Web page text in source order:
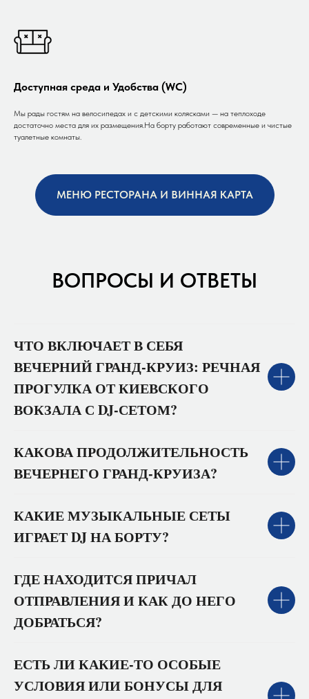
Доступная среда и Удобства (WC)
Мы рады гостям на велосипедах и с детскими колясками — на теплоходе
достаточно места для их размещения.На борту работают современные и чистые
туалетные комнаты.
МЕНЮ РЕСТОРАНА И ВИННАЯ КАРТА
ВОПРОСЫ И ОТВЕТЫ
ЧТО ВКЛЮЧАЕТ В СЕБЯ
ВЕЧЕРНИЙ ГРАНД‑КРУИЗ: РЕЧНАЯ
ПРОГУЛКА ОТ КИЕВСКОГО
ВОКЗАЛА С DJ‑СЕТОМ?
КАКОВА ПРОДОЛЖИТЕЛЬНОСТЬ
ВЕЧЕРНЕГО ГРАНД‑КРУИЗА?
КАКИЕ МУЗЫКАЛЬНЫЕ СЕТЫ
ИГРАЕТ DJ НА БОРТУ?
ГДЕ НАХОДИТСЯ ПРИЧАЛ
ОТПРАВЛЕНИЯ И КАК ДО НЕГО
ДОБРАТЬСЯ?
ЕСТЬ ЛИ КАКИЕ‑ТО ОСОБЫЕ
УСЛОВИЯ ИЛИ БОНУСЫ ДЛЯ